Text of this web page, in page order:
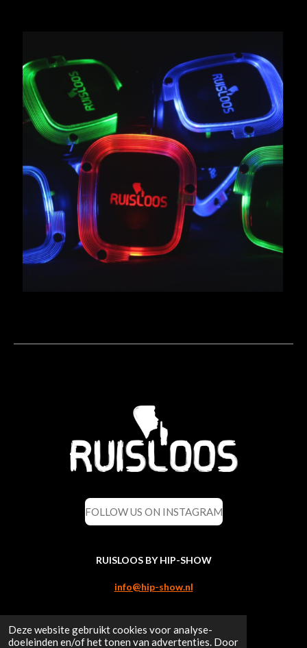
Deze website gebruikt cookies voor analyse-
doeleinden en/of het tonen van advertenties. Door
FOLLOW US ON INSTAGRAM
RUISLOOS BY HIP-SHOW
info@hip-show.nl
CONTACT